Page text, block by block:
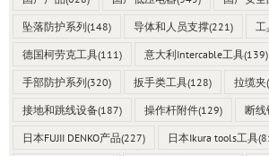
坠落防护系列(148) 导体和人员支撑(221)
德国柯劳克工具(111) 意大利Intercable工具(139)
手部防护系列(320) 扳手类工具(128) 拉缆夹
接地和跳线设备(187) 操作杆附件(129) 断线
日本FUJII DENKO产品(227) 日本Ikura tools工具